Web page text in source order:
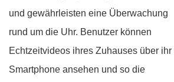
und gewährleisten eine Überwachung
rund um die Uhr. Benutzer können
Echtzeitvideos ihres Zuhauses über ihr
Smartphone ansehen und so die